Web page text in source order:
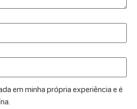
em minha própria experiência e é